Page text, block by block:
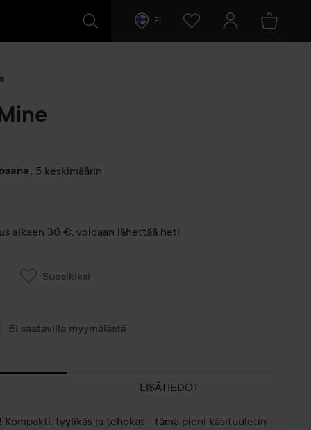
FI
, 5 keskimäärin
alkaen 30 €, voidaan lähettää heti
Suosikiksi
Ei saatavilla myymälästä
LISÄTIEDOT
Kompakti, tyylikäs ja tehokas - tämä pieni käsituuletin